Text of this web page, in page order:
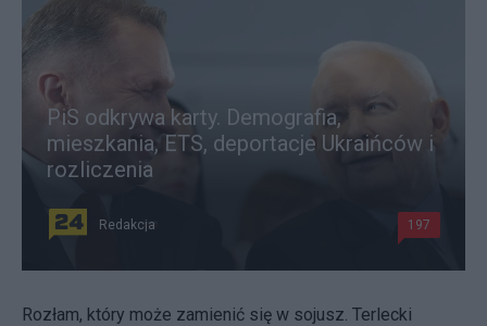
PiS odkrywa karty. Demografia,
mieszkania, ETS, deportacje Ukraińców i
rozliczenia
Redakcja 197
Rozłam, który może zamienić się w sojusz. Terlecki